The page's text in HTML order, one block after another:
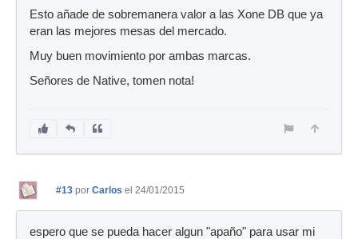
Esto añade de sobremanera valor a las Xone DB que ya
eran las mejores mesas del mercado.
Muy buen movimiento por ambas marcas.
Señores de Native, tomen nota!
#13 por Carlos el 24/01/2015
espero que se pueda hacer algun "apaño" para usar mi